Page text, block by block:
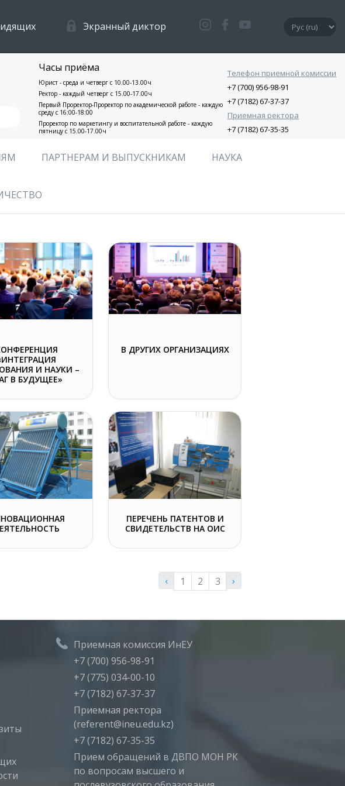
Экранный диктор
Часы приёма
Юрист - среда и четверг с 10.00-13.00ч
Ректор - каждый четверг с 15.00-17.00ч
Первый Проректор-Проректор по академической работе - каждую
среду с 16:00-18:00
Проректор по маркетингу и воспитательной работе - каждую
пятницу с 15.00-17.00ч
Телефон приемной комиссии
+7 (700) 956-98-91
+7 (7182) 67-37-37
Приемная ректора
+7 (7182) 67-35-35
ПАРТНЕРАМ И ВЫПУСКНИКАМ НАУКА
И НАУКИ –
В БУДУЩЕЕ»
В ДРУГИХ ОРГАНИЗАЦИЯХ
ПЕРЕЧЕНЬ ПАТЕНТОВ И
СВИДЕТЕЛЬСТВ НА ОИС
‹ 1 2 3 ›
Приемная комиссия ИнЕУ
+7 (700) 956-98-91
+7 (775) 034-00-10
+7 (7182) 67-37-37
Приемная ректора
(referent@ineu.edu.kz)
+7 (7182) 67-35-35
Прием обращений в ДВПО МОН РК
по вопросам высшего и